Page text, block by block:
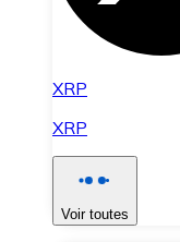
XRP
XRP
Voir toutes